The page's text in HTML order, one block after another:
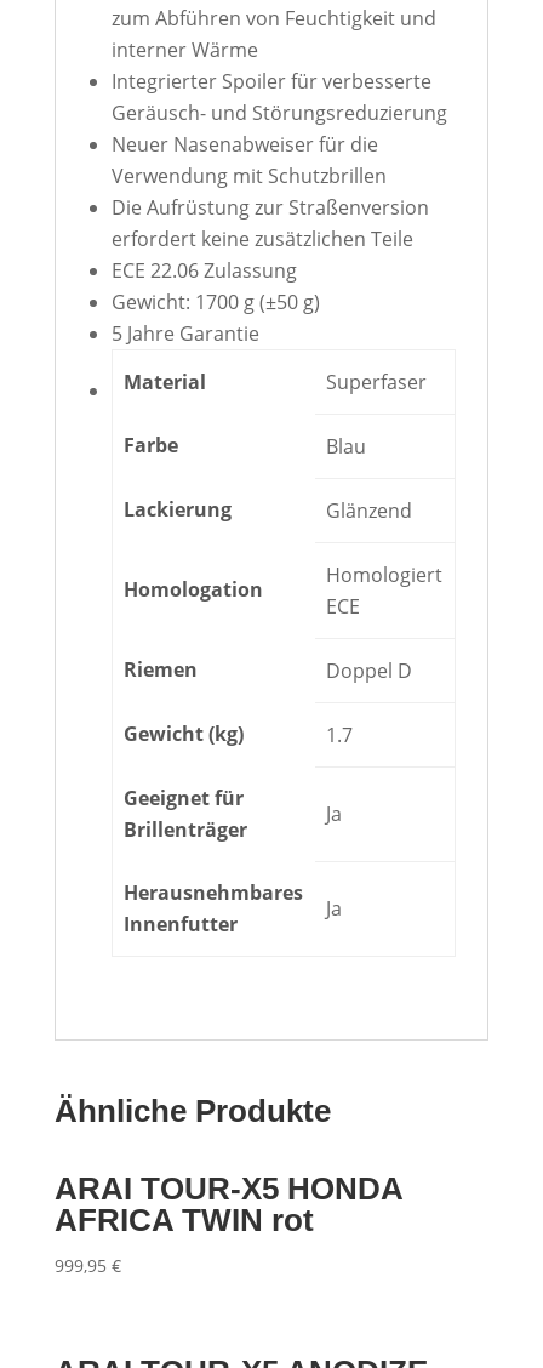
zum Abführen von Feuchtigkeit und
interner Wärme
Integrierter Spoiler für verbesserte
Geräusch- und Störungsreduzierung
Neuer Nasenabweiser für die
Verwendung mit Schutzbrillen
Die Aufrüstung zur Straßenversion
erfordert keine zusätzlichen Teile
ECE 22.06 Zulassung
Gewicht: 1700 g (±50 g)
5 Jahre Garantie
Material
Superfaser
Farbe Blau
Lackierung Glänzend
Homologation
Homologiert
ECE
Riemen Doppel D
Gewicht (kg) 1.7
Geeignet für
Brillenträger
Ja
Herausnehmbares
Innenfutter
Ja
Ähnliche Produkte
ARAI TOUR-X5 HONDA
AFRICA TWIN rot
999,95 €